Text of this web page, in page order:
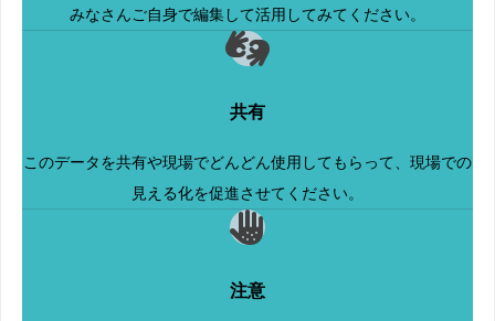
みなさんご自身で編集して活用してみてください。
共有
このデータを共有や現場でどんどん使用してもらって、現場での
見える化を促進させてください。
注意